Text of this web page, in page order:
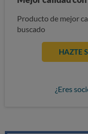
Producto de mejor
buscado
HAZTE
¿Eres